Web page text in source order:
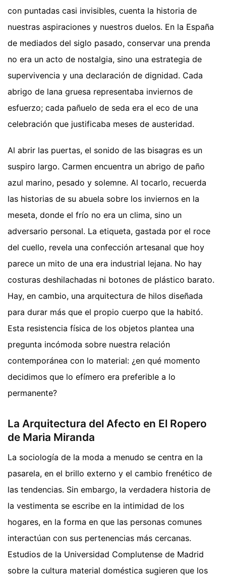
con puntadas casi invisibles, cuenta la historia de
nuestras aspiraciones y nuestros duelos. En la España
de mediados del siglo pasado, conservar una prenda
no era un acto de nostalgia, sino una estrategia de
supervivencia y una declaración de dignidad. Cada
abrigo de lana gruesa representaba inviernos de
esfuerzo; cada pañuelo de seda era el eco de una
celebración que justificaba meses de austeridad.
Al abrir las puertas, el sonido de las bisagras es un
suspiro largo. Carmen encuentra un abrigo de paño
azul marino, pesado y solemne. Al tocarlo, recuerda
las historias de su abuela sobre los inviernos en la
meseta, donde el frío no era un clima, sino un
adversario personal. La etiqueta, gastada por el roce
del cuello, revela una confección artesanal que hoy
parece un mito de una era industrial lejana. No hay
costuras deshilachadas ni botones de plástico barato.
Hay, en cambio, una arquitectura de hilos diseñada
para durar más que el propio cuerpo que la habitó.
Esta resistencia física de los objetos plantea una
pregunta incómoda sobre nuestra relación
contemporánea con lo material: ¿en qué momento
decidimos que lo efímero era preferible a lo
permanente?
La Arquitectura del Afecto en El Ropero
de Maria Miranda
La sociología de la moda a menudo se centra en la
pasarela, en el brillo externo y el cambio frenético de
las tendencias. Sin embargo, la verdadera historia de
la vestimenta se escribe en la intimidad de los
hogares, en la forma en que las personas comunes
interactúan con sus pertenencias más cercanas.
Estudios de la Universidad Complutense de Madrid
sobre la cultura material doméstica sugieren que los